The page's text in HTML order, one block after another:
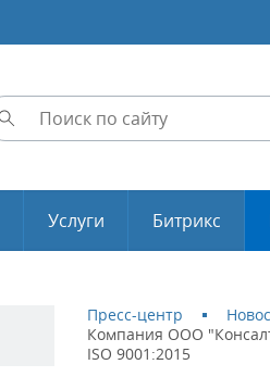
Услуги Битрикс
Пресс-центр
Компания ООО
ISO 9001:2015